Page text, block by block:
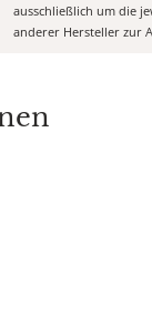
ausschließlich um die
anderer Hersteller zur